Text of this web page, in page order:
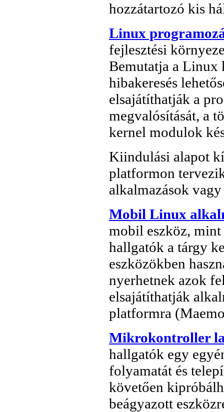
hozzátartozó kis
Linux
fejlesztési
Bemutatja a Linux
hibakeresés
elsajátíthatják a
megvalósítását, a
kernel modulok
Kiindulási alapot
platformon
alkalmazások
Mobil Linux
mobil eszköz, mint
hallgatók a tárgy
eszközökben
nyerhetnek azok
elsajátíthatják
platformra
Mikrokontroller
hallgatók egy
folyamatát és
követően
beágyazott